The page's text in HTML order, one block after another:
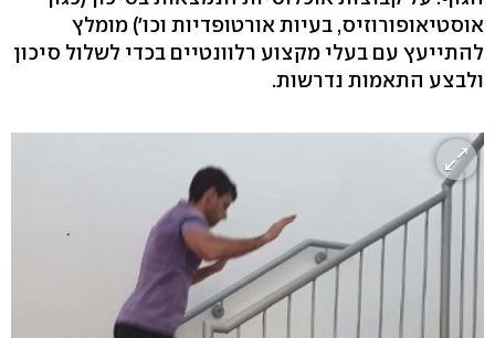
אוסטיאופורוזיס, בעיות אורטופדיות וכו') מומלץ
להתייעץ עם בעלי מקצוע רלוונטיים בכדי לשלול סיכון
ולבצע התאמות נדרשות.